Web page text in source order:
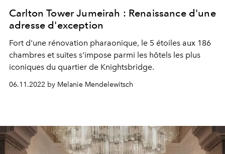
Carlton Tower Jumeirah : Renaissance d'une
adresse d'exception
Fort d'une rénovation pharaonique, le 5 étoiles aux 186
chambres et suites s'impose parmi les hôtels les plus
iconiques du quartier de Knightsbridge.
06.11.2022 by Melanie Mendelewitsch